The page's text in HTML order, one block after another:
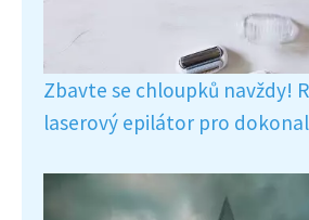
Zbavte se chloupků navždy!
laserový epilátor pro